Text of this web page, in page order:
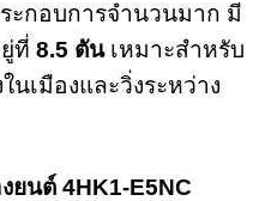
ะกอบการจำนวนมาก มี
ที่ 8.5 ตันเหมาะสำหรับ
เมืองและวิ่งระหว่าง
ยนต์ 4HK1-E5NC